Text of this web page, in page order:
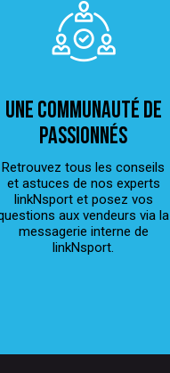
Une Communauté de
passionnés
Retrouvez tous les conseils
et astuces de nos experts
linkNsport et posez vos
aux vendeurs via la
messagerie interne de
linkNsport.